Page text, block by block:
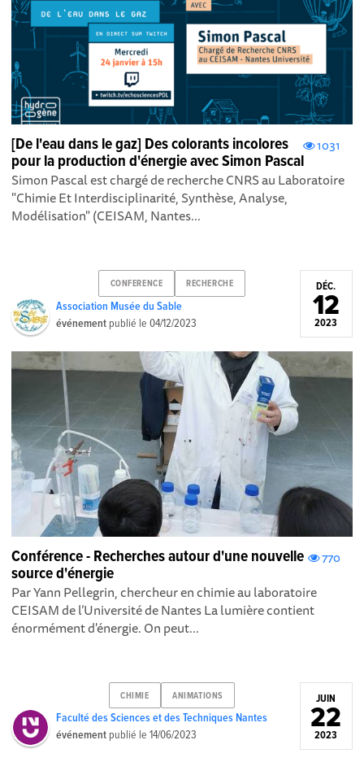
1031
[De l'eau dans le gaz] Des colorants incolores
pour la production d'énergie avec Simon Pascal
Simon Pascal est chargé de recherche CNRS au Laboratoire
"Chimie Et Interdisciplinarité, Synthèse, Analyse,
Modélisation" (CEISAM, Nantes...
CONFERENCE RECHERCHE
Association Musée du Sable
événement publié le04/12/2023
DÉC.
12
2023
770
Conférence - Recherches autour d'une nouvelle
source d'énergie
Par Yann Pellegrin, chercheur en chimie au laboratoire
CEISAM de l’Université de Nantes La lumière contient
énormément d'énergie. On peut...
CHIMIE ANIMATIONS
Faculté des Sciences et des Techniques Nantes
événement publié le14/06/2023
JUIN
22
2023